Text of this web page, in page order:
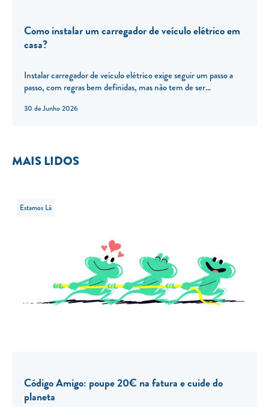
30 de Junho 2026
Como instalar um carregador de veículo elétrico em
casa?
Instalar carregador de veículo elétrico exige seguir um passo a
passo, com regras bem definidas, mas não tem de ser...
MAIS LIDOS
Estamos Lá
Código Amigo: poupe 20€ na fatura e cuide do
planeta